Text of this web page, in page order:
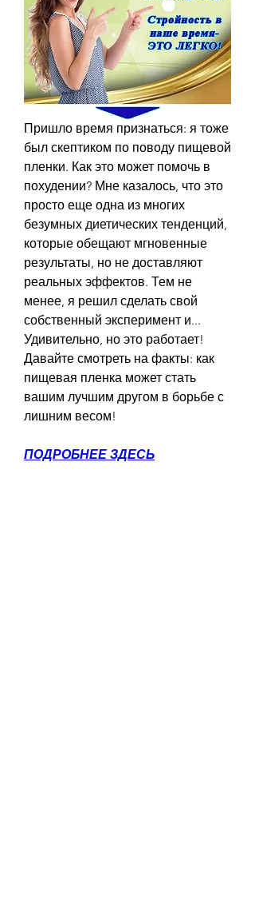
Пришло время признаться: я тоже
был скептиком по поводу пищевой
пленки. Как это может помочь в
похудении? Мне казалось, что это
просто еще одна из многих
безумных диетических тенденций,
которые обещают мгновенные
результаты, но не доставляют
реальных эффектов. Тем не
менее, я решил сделать свой
собственный эксперимент и...
Удивительно, но это работает!
Давайте смотреть на факты: как
пищевая пленка может стать
вашим лучшим другом в борьбе с
лишним весом!
ПОДРОБНЕЕ ЗДЕСЬ